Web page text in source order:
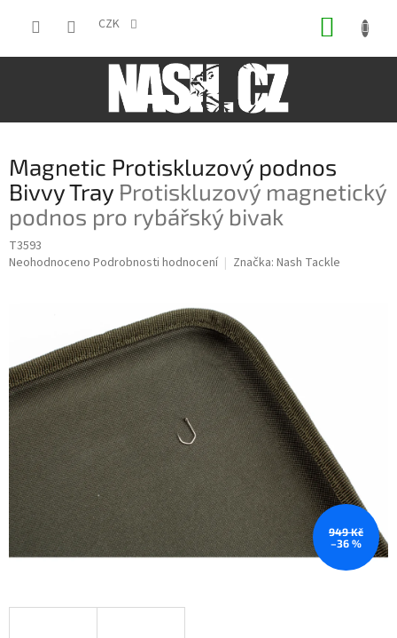
CZK
Magnetic Protiskluzový podnos
Bivvy Tray Protiskluzový magnetický
podnos pro rybářský bivak
T3593
Průměrné
5
hvězdiček.
Neohodnoceno Podrobnosti hodnocení Značka: Nash Tackle
949 Kč
–36 %